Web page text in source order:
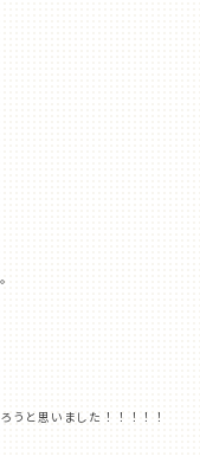
うと思いました！！！！！